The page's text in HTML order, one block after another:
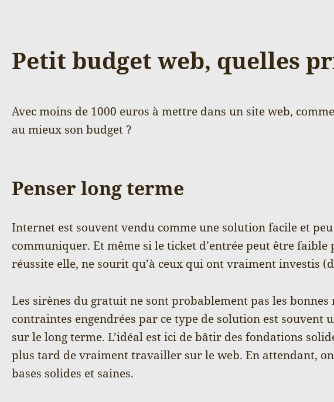
Petit budget web, quelles
Avec moins de 1000 euros à mettre dans un site web,
au mieux son budget ?
Penser long terme
Internet est souvent vendu comme une solution facile et
communiquer. Et même si le ticket d’entrée peut être faible
réussite elle, ne sourit qu’à ceux qui ont vraiment investis
Les sirènes du gratuit ne sont probablement pas les bonnes
contraintes engendrées par ce type de solution est souvent
sur le long terme. L’idéal est ici de bâtir des fondations
plus tard de vraiment travailler sur le web. En attendant,
bases solides et saines.